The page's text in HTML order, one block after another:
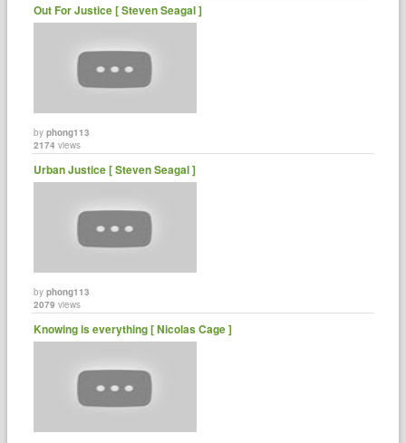
Out For Justice [ Steven Seagal ]
byphong113
2174 views
Urban Justice [ Steven Seagal ]
byphong113
2079 views
Knowing is everything [ Nicolas Cage ]